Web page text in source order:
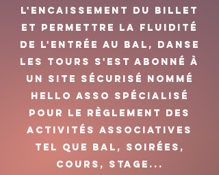
l'encaissement du billet
et permettre la fluidité
de l'entrée au bal, DANSE
LES TOURS s'est abonné à
un site sécurisé nommé
Hello Asso spécialisé
pour le règlement des
activités associatives
tel que bal, soirées,
cours, stage...